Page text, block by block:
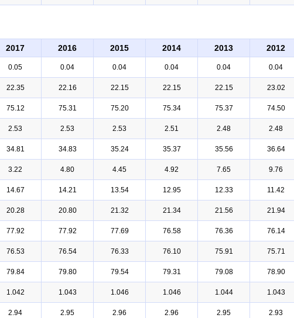
2017 2016 2015 2014 2013 2012
0.05 0.04 0.04 0.04 0.04 0.04
22.35 22.16 22.15 22.15 22.15 23.02
75.12 75.31 75.20 75.34 75.37 74.50
2.53 2.53 2.53 2.51 2.48 2.48
34.81 34.83 35.24 35.37 35.56 36.64
3.22 4.80 4.45 4.92 7.65 9.76
14.67 14.21 13.54 12.95 12.33 11.42
20.28 20.80 21.32 21.34 21.56 21.94
77.92 77.92 77.69 76.58 76.36 76.14
76.53 76.54 76.33 76.10 75.91 75.71
79.84 79.80 79.54 79.31 79.08 78.90
1.042 1.043 1.046 1.046 1.044 1.043
2.94 2.95 2.96 2.96 2.95 2.93